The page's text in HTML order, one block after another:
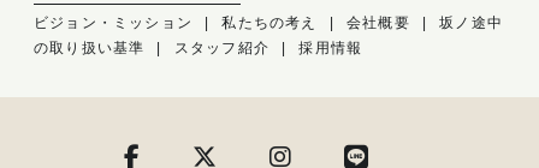
ビジョン・ミッション 私たちの考え 会社概要
坂ノ途中
の取り扱い基準
スタッフ紹介 採用情報